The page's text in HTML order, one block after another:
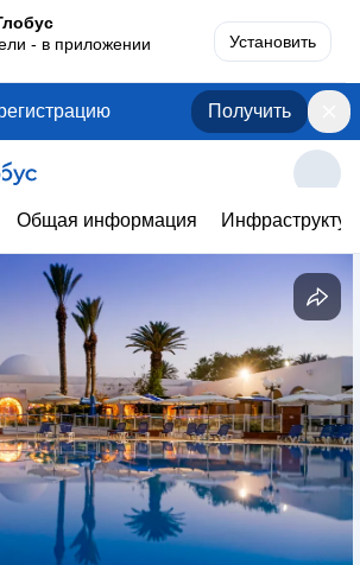
- в приложении
Установить
Получить
Общая информация